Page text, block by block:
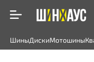
ШиныДискиМотошины